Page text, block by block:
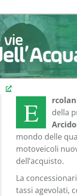
E
della
mondo delle
motoveicoli
dell’acquisto.
La
tassi agevolati,